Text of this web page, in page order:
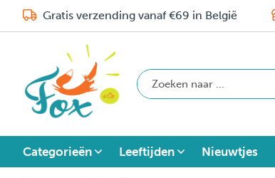
Gratis verzending vanaf €69 in België
Categorieën Leeftijden Nieuwtjes